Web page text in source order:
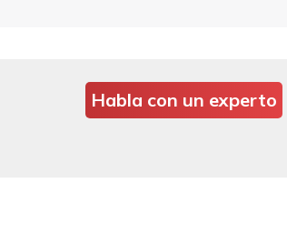
Habla con un experto